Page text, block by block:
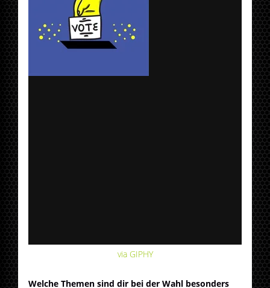
via GIPHY
Welche Themen sind dir bei der Wahl besonders